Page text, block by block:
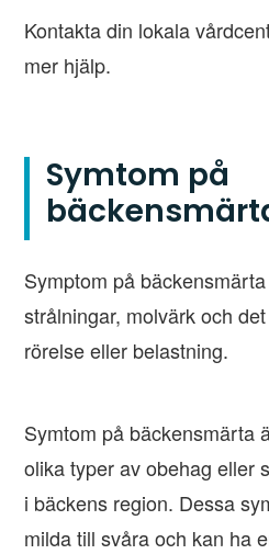
Kontakta din lokala
mer hjälp.
Symtom på
Symptom på
strålningar, molvärk och
rörelse eller belastning.
Symtom på bäckensmärta
olika typer av obehag eller
i bäckens region. Dessa
milda till svåra och kan ha